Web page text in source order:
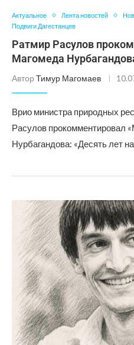
Актуальное Лента новостей
Подвиги Дагестанцев
Ратмир Расулов
Магомеда
Автор Тимур Магомаев
Врио министра природных
Расулов прокомментировал
Нурбагандова: «Десять лет